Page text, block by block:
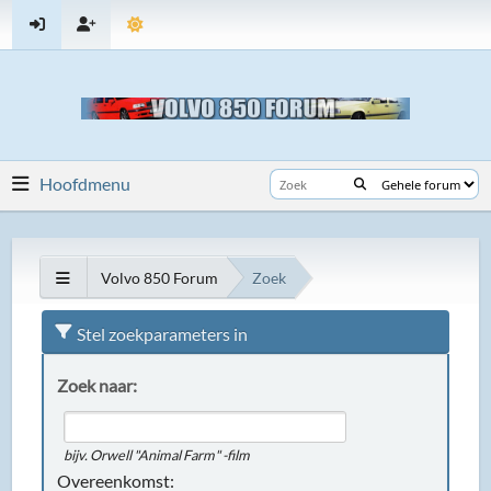
Hoofdmenu
Volvo 850 Forum Zoek
Stel zoekparameters in
Zoek naar:
bijv. Orwell "Animal Farm" -film
Overeenkomst: